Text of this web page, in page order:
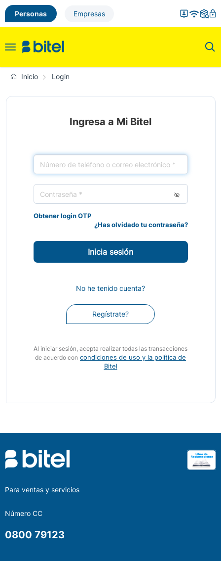
Personas Empresas
Toggle
Inicio Login
Ingresa a Mi Bitel
Obtener login OTP
¿Has olvidado tu contraseña?
No he tenido cuenta?
Regístrate?
Al iniciar sesión, acepta realizar todas las transacciones
de acuerdo con condiciones de uso y la política de
Bitel
Para ventas y servicios
Número CC
0800 79123